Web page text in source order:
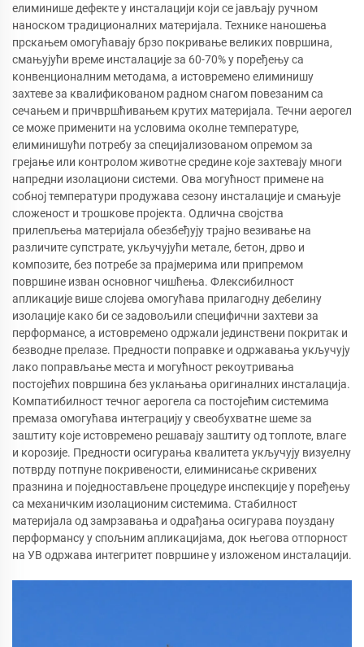
елиминише дефекте у инсталацији који се јављају ручном
наноском традиционалних материјала. Технике наношења
прскањем омогућавају брзо покривање великих површина,
смањујући време инсталације за 60-70% у поређењу са
конвенционалним методама, а истовремено елиминишу
захтеве за квалификованом радном снагом повезаним са
сечањем и причвршћивањем крутих материјала. Течни аерогел
се може применити на условима околне температуре,
елиминишући потребу за специјализованом опремом за
грејање или контролом животне средине које захтевају многи
напредни изолациони системи. Ова могућност примене на
собној температури продужава сезону инсталације и смањује
сложеност и трошкове пројекта. Одлична својства
прилепљења материјала обезбеђују трајно везивање на
различите супстрате, укључујући метале, бетон, дрво и
композите, без потребе за прајмерима или припремом
површине изван основног чишћења. Флексибилност
апликације више слојева омогућава прилагодну дебелину
изолације како би се задовољили специфични захтеви за
перформансе, а истовремено одржали јединствени покритак и
безводне прелазе. Предности поправке и одржавања укључују
лако поправљање места и могућност рекоутривања
постојећих површина без уклањања оригиналних инсталација.
Компатибилност течног аерогела са постојећим системима
премаза омогућава интеграцију у свеобухватне шеме за
заштиту које истовремено решавају заштиту од топлоте, влаге
и корозије. Предности осигурања квалитета укључују визуелну
потврду потпуне покривености, елиминисање скривених
празнина и поједностављене процедуре инспекције у поређењу
са механичким изолационим системима. Стабилност
материјала од замрзавања и одрађања осигурава поуздану
перформансу у спољним апликацијама, док његова отпорност
на УВ одржава интегритет површине у изложеном инсталацији.